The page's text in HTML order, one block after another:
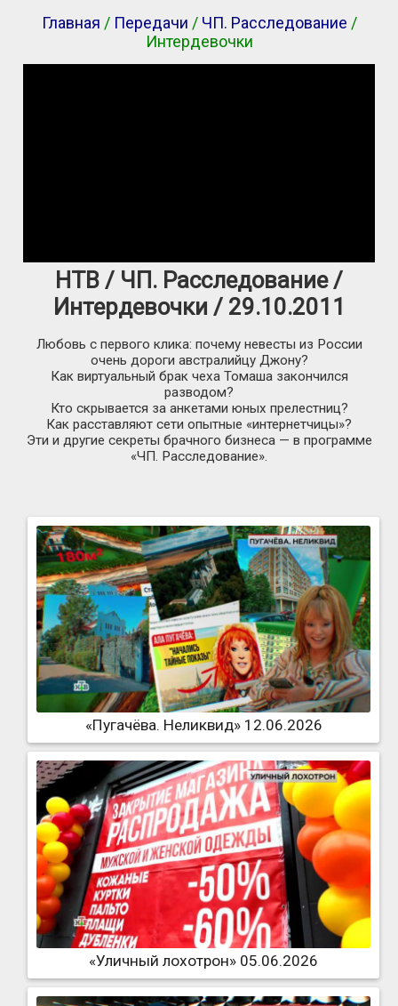
Главная / Передачи / ЧП. Расследование /
Интердевочки
НТВ / ЧП. Расследование /
Интердевочки / 29.10.2011
Любовь с первого клика: почему невесты из России
очень дороги австралийцу Джону?
Как виртуальный брак чеха Томаша закончился
разводом?
Кто скрывается за анкетами юных прелестниц?
Как расставляют сети опытные «интернетчицы»?
Эти и другие секреты брачного бизнеса — в программе
«ЧП. Расследование».
«Пугачёва. Неликвид» 12.06.2026
«Уличный лохотрон» 05.06.2026